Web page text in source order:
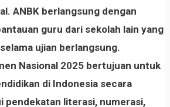
ANBK berlangsung dengan
guru dari sekolah lain yang
ujian berlangsung.
Nasional 2025 bertujuan untuk
di Indonesia secara
pendekatan literasi, numerasi,